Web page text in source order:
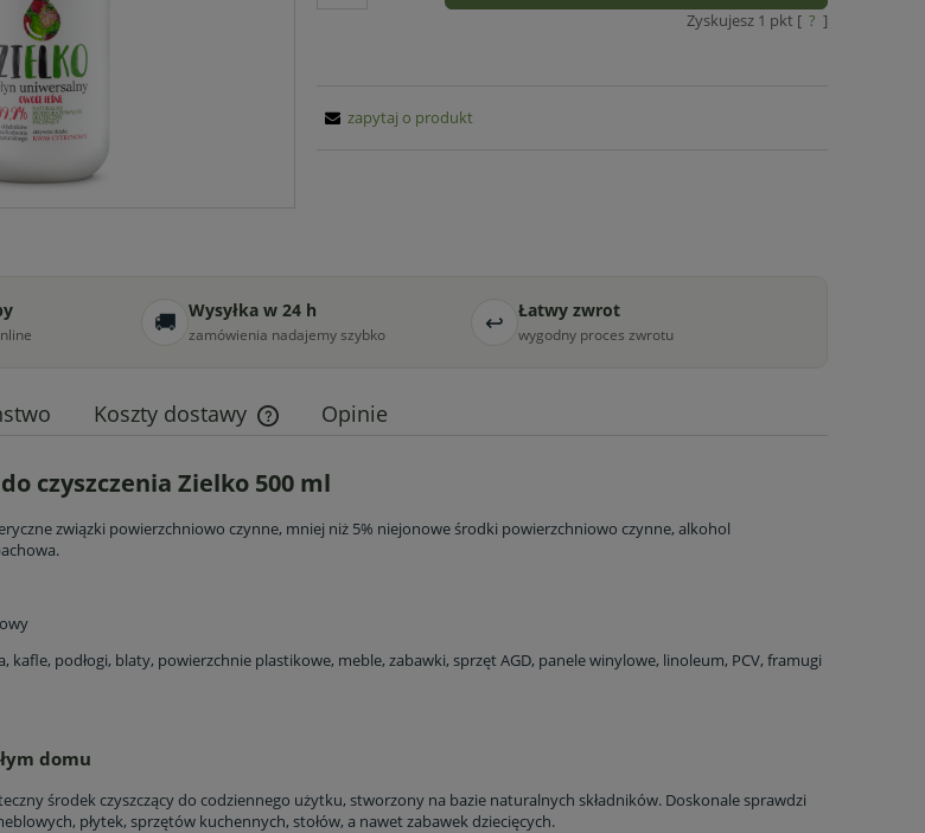
Zyskujesz 1 pkt [ ? ]
zapytaj o produkt
🚚 Wysyłka w 24 h
zamówienia nadajemy szybko ↩ Łatwy zwrot
wygodny proces zwrotu
Koszty dostawy
Cena nie zawiera ewentualnych kosztów
płatności
Opinie
czyszczenia Zielko 500 ml
związki powierzchniowo czynne, mniej niż 5% niejonowe środki powierzchniowo czynne, alkohol
kafle, podłogi, blaty, powierzchnie plastikowe, meble, zabawki, sprzęt AGD, panele winylowe, linoleum, PCV, framugi
domu
środek czyszczący do codziennego użytku, stworzony na bazie naturalnych składników. Doskonale sprawdzi
płytek, sprzętów kuchennych, stołów, a nawet zabawek dziecięcych.